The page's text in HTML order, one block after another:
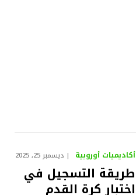
أكاديميات أوروبية ديسمبر 25, 2025
طريقة التسجيل في
اختبار كرة القدم